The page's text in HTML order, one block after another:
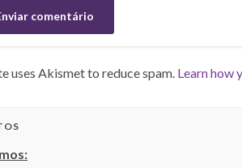
uses Akismet to reduce spam. Learn how